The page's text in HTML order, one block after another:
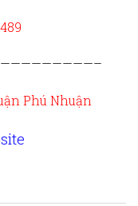
Phú Nhuận